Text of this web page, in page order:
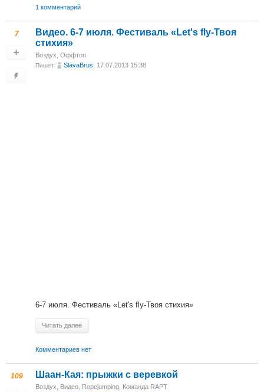
1 комментарий
7
Видео. 6-7 июля. Фестиваль «Let's fly-Твоя
стихия»
Воздух Оффтоп
Пишет SlavaBrus , 17.07.2013 15:38
6-7 июля. Фестиваль «Let's fly-Твоя стихия»
Читать далее
Комментариев нет
109 Шаан-Кая: прыжки с веревкой
Воздух Видео Ropejumping Команда RAPT